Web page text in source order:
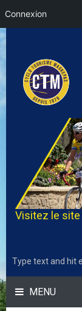
Visitez le site
MENU
Connexion